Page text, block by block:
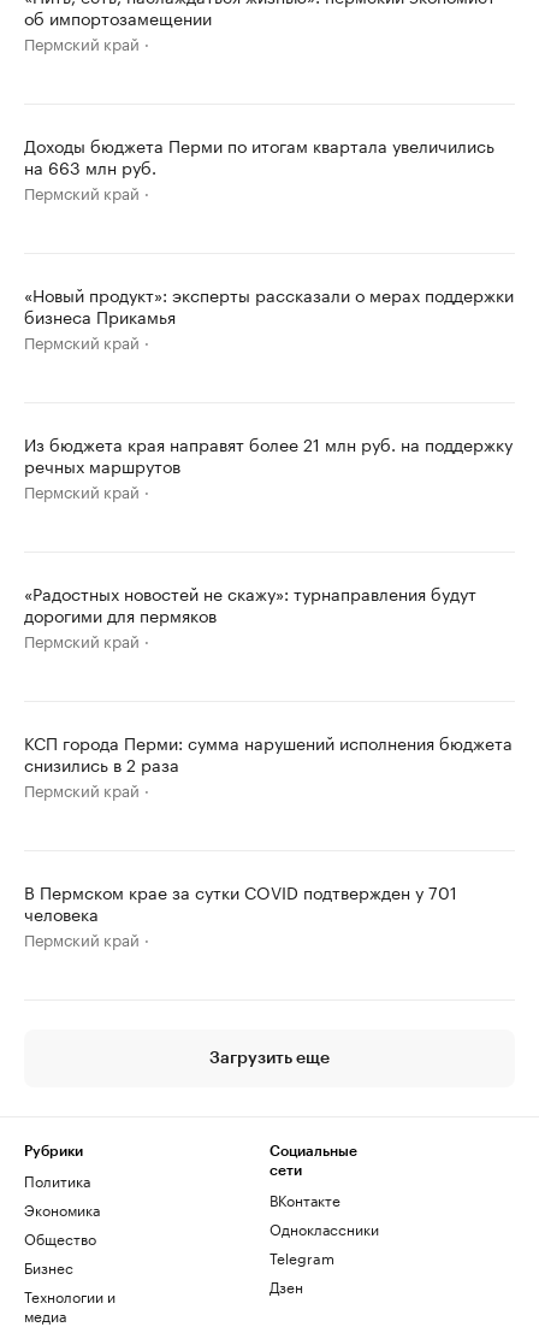
об импортозамещении
Пермский край
Доходы бюджета Перми по итогам квартала увеличились
на 663 млн руб.
Пермский край
«Новый продукт»: эксперты рассказали о мерах поддержки
бизнеса Прикамья
Пермский край
Из бюджета края направят более 21 млн руб. на поддержку
речных маршрутов
Пермский край
«Радостных новостей не скажу»: турнаправления будут
дорогими для пермяков
Пермский край
КСП города Перми: сумма нарушений исполнения бюджета
снизились в 2 раза
Пермский край
В Пермском крае за сутки COVID подтвержден у 701
человека
Пермский край
Загрузить еще
Рубрики
Политика
Экономика
Общество
Бизнес
Технологии и
медиа
Социальные
сети
ВКонтакте
Одноклассники
Telegram
Дзен